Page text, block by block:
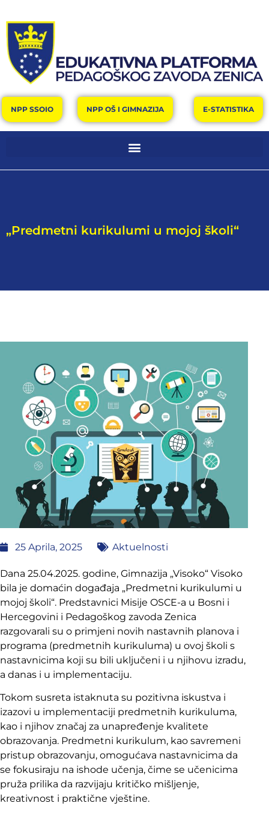
NPP SSOIO NPP OŠ I GIMNAZIJA E-STATISTIKA
„Predmetni kurikulumi u mojoj školi“
25 Aprila, 2025 Aktuelnosti
Dana 25.04.2025. godine, Gimnazija „Visoko“ Visoko
bila je domaćin događaja „Predmetni kurikulumi u
mojoj školi“. Predstavnici Misije OSCE-a u Bosni i
Hercegovini i Pedagoškog zavoda Zenica
razgovarali su o primjeni novih nastavnih planova i
programa (predmetnih kurikuluma) u ovoj školi s
nastavnicima koji su bili uključeni i u njihovu izradu,
a danas i u implementaciju.
Tokom susreta istaknuta su pozitivna iskustva i
izazovi u implementaciji predmetnih kurikuluma,
kao i njihov značaj za unapređenje kvalitete
obrazovanja. Predmetni kurikulum, kao savremeni
pristup obrazovanju, omogućava nastavnicima da
se fokusiraju na ishode učenja, čime se učenicima
pruža prilika da razvijaju kritičko mišljenje,
kreativnost i praktične vještine.